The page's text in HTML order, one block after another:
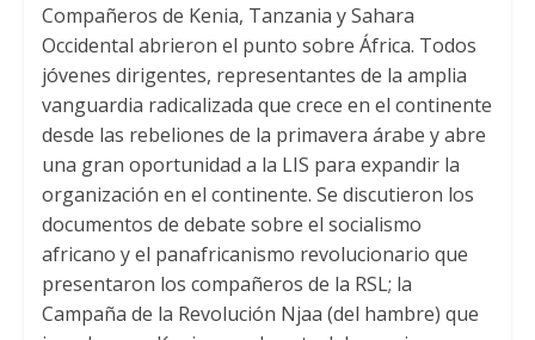
Compañeros de Kenia, Tanzania y Sahara
Occidental abrieron el punto sobre África. Todos
jóvenes dirigentes, representantes de la amplia
vanguardia radicalizada que crece en el continente
desde las rebeliones de la primavera árabe y abre
una gran oportunidad a la LIS para expandir la
organización en el continente. Se discutieron los
documentos de debate sobre el socialismo
africano y el panafricanismo revolucionario que
presentaron los compañeros de la RSL; la
Campaña de la Revolución Njaa (del hambre) que